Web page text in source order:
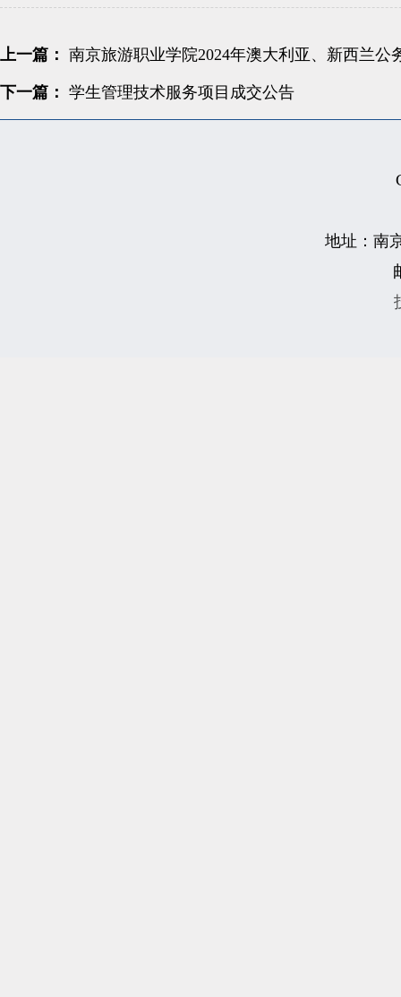
上一篇： 南京旅游职业学院2024年澳大利亚、新西兰公
下一篇： 学生管理技术服务项目成交公告
地址：南